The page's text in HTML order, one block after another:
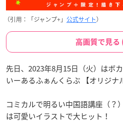
（引用：「ジャンプ+」 公式サイト）
高画質で見る
先日、2023年8月15日（火）はボ
いーあるふぁんくらぶ 【オリジナ
コミカルで明るい中国語講座（？
は可愛いイラストで大ヒット！